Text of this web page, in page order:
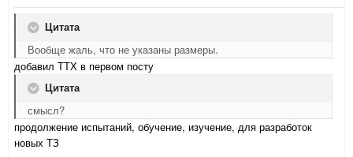
Цитата
Вообще жаль, что не указаны размеры.
добавил ТТХ в первом посту
Цитата
смысл?
продолжение испытаний, обучение, изучение, для разработок
новых ТЗ